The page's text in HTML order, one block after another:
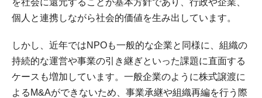
を社会に還元することが基本方針であり、行政や企業、
個人と連携しながら社会的価値を生み出しています。
しかし、近年ではNPOも一般的な企業と同様に、組織の
持続的な運営や事業の引き継ぎといった課題に直面する
ケースも増加しています。一般企業のように株式譲渡に
よるM&Aができないため、事業承継や組織再編を行う際